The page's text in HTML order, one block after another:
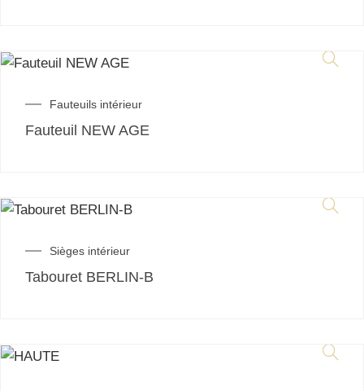
Fauteuils intérieur
Fauteuil NEW AGE
Sièges intérieur
Tabouret BERLIN-B